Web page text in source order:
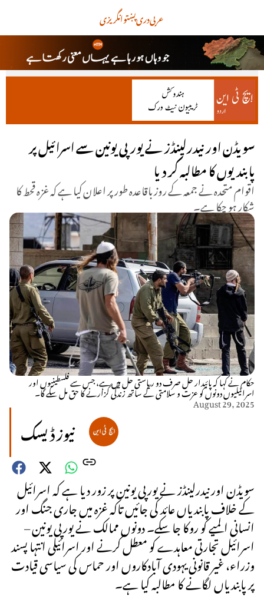
انگریزیپښتودریعربی
سویڈن اور نیدرلینڈز نے یورپی یونین سے اسرائیل پر
پابندیوں کا مطالبہ کر دیا
اقوام متحدہ نے جمعہ کے روز باقاعدہ طور پر اعلان کیا ہے کہ غزہ قحط کا
شکار ہو چکا ہے۔
حکام نے کہا کہ پائیدار حل صرف دو ریاستی حل میں ہے، جس سے فلسطینیوں اور
اسرائیلیوں دونوں کو عزت و سلامتی کے ساتھ زندگی گزارنے کا حق مل سکے گا۔
August 29, 2025
نیوز ڈیسک
سویڈن اور نیدرلینڈز نے یورپی یونین پر زور دیا ہے کہ اسرائیل
کے خلاف پابندیاں عائد کی جائیں تاکہ غزہ میں جاری جنگ اور
انسانی المیے کو روکا جا سکے۔ دونوں ممالک نے یورپی یونین –
اسرائیل تجارتی معاہدے کو معطل کرنے اور اسرائیلی انتہا پسند
وزراء، غیر قانونی یہودی آبادکاروں اور حماس کی سیاسی قیادت
پر پابندیاں لگانے کا مطالبہ کیا ہے۔